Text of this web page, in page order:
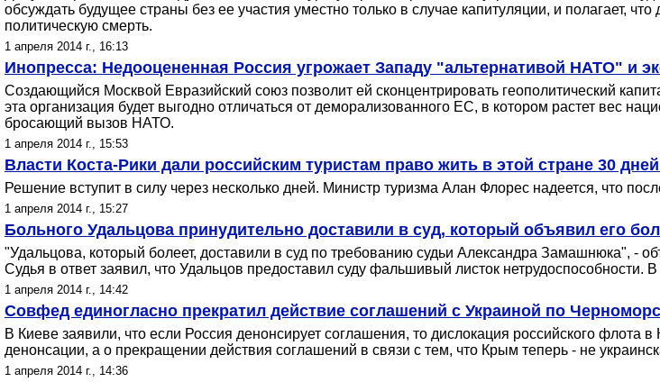
обсуждать будущее страны без ее участия уместно только в случае капитуляции, и полагает,
политическую смерть.
1 апреля 2014 г., 16:13
Инопресса: Недооцененная Россия угрожает Западу "альтернативой НАТО" и
Создающийся Москвой Евразийский союз позволит ей сконцентрировать геополитический
эта организация будет выгодно отличаться от деморализованного ЕС, в котором растет вес
бросающий вызов НАТО.
1 апреля 2014 г., 15:53
Власти Коста-Рики дали российским туристам право жить в этой стране 30
Решение вступит в силу через несколько дней. Министр туризма Алан Флорес надеется, что
1 апреля 2014 г., 15:27
Больного Удальцова принудительно доставили в суд, который объявил его
"Удальцова, который болеет, доставили в суд по требованию судьи Александра Замашнюка", -
Судья в ответ заявил, что Удальцов предоставил суду фальшивый листок нетрудоспособности.
1 апреля 2014 г., 14:42
Совфед единогласно прекратил действие соглашений с Украиной по
В Киеве заявили, что если Россия денонсирует соглашения, то дислокация российского флота
денонсации, а о прекращении действия соглашений в связи с тем, что Крым теперь - не
1 апреля 2014 г., 14:36